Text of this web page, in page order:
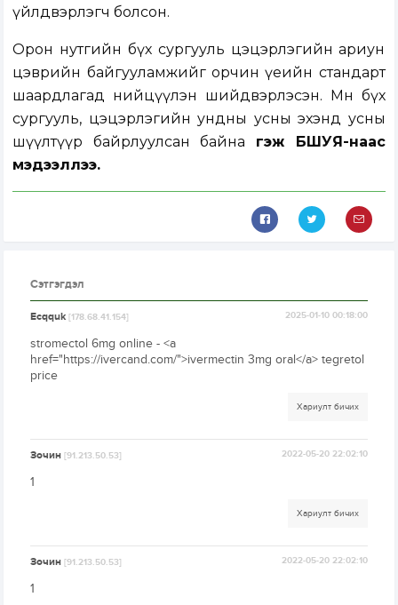
үйлдвэрлэгч болсон.
Орон нутгийн бүх сургууль цэцэрлэгийн ариун
цэврийн байгууламжийг орчин үеийн стандарт
шаардлагад нийцүүлэн шийдвэрлэсэн. Мөн бүх
сургууль, цэцэрлэгийн ундны усны эхэнд усны
шүүлтүүр байрлуулсан байна гэж БШУЯ-наас
мэдээллээ.
Сэтгэгдэл
Ecqquk[178.68.41.154] 2025-01-10 00:18:00
stromectol 6mg online - <a
href="https://ivercand.com/">ivermectin 3mg oral</a> tegretol
price
Хариулт бичих
Зочин[91.213.50.53] 2022-05-20 22:02:10
1
Хариулт бичих
Зочин[91.213.50.53] 2022-05-20 22:02:10
1